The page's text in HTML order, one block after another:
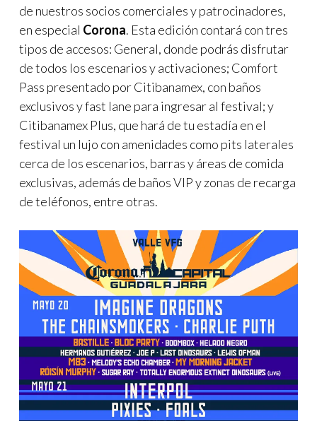
de nuestros socios comerciales y patrocinadores,
en especial Corona. Esta edición contará con tres
tipos de accesos: General, donde podrás disfrutar
de todos los escenarios y activaciones; Comfort
Pass presentado por Citibanamex, con baños
exclusivos y fast lane para ingresar al festival; y
Citibanamex Plus, que hará de tu estadía en el
festival un lujo con amenidades como pits laterales
cerca de los escenarios, barras y áreas de comida
exclusivas, además de baños VIP y zonas de recarga
de teléfonos, entre otras.